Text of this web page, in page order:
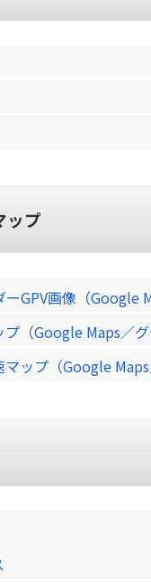
ップ
GPV画像（Google
（Google Maps／
ップ（Google